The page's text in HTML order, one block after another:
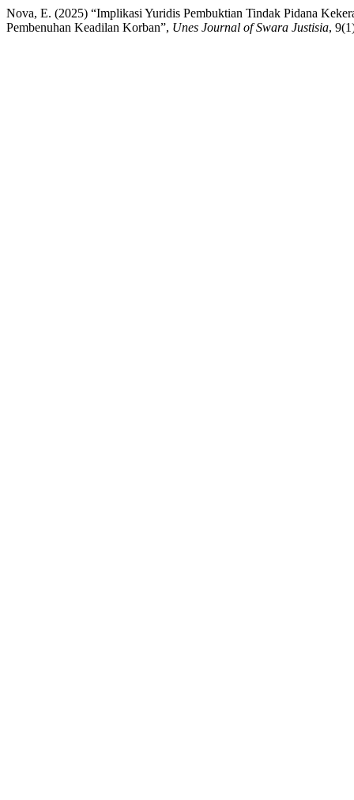
Nova, E. (2025) “Implikasi Yuridis Pembuktian Tindak Pidana
Pembenuhan Keadilan Korban”, Unes Journal of Swara Justisia,